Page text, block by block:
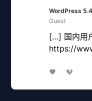
WordPress 5.4
Guest
[…] 国内用
https://